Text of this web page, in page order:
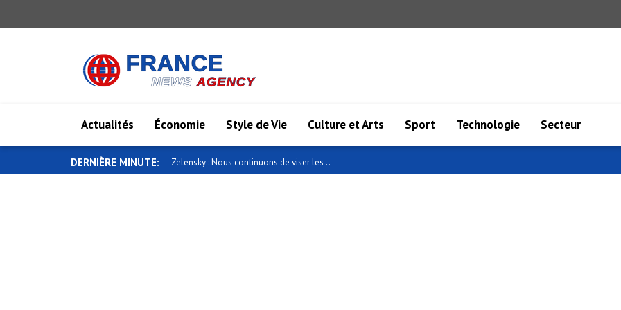
Actualités Économie Style de Vie Culture et Arts Sport Technologie Secteur
DERNIÈRE MINUTE: Zelensky : Nous continuons de viser les ..